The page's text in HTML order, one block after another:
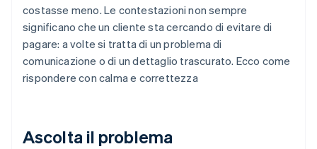
costasse meno. Le contestazioni non sempre
significano che un cliente sta cercando di evitare di
pagare: a volte si tratta di un problema di
comunicazione o di un dettaglio trascurato. Ecco come
rispondere con calma e correttezza
Ascolta il problema